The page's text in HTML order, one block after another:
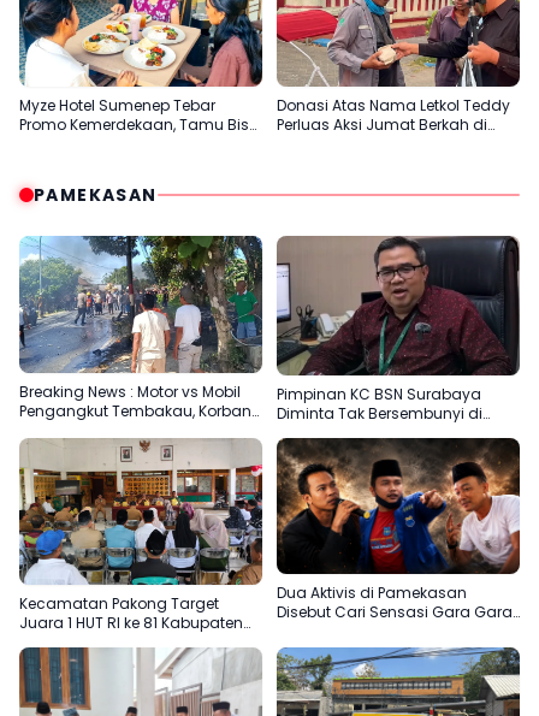
Myze Hotel Sumenep Tebar
Promo Kemerdekaan, Tamu Bisa
Donasi Atas Nama Letkol Teddy
Perluas Aksi Jumat Berkah di
PAMEKASAN
Breaking News : Motor vs Mobil
Pengangkut Tembakau, Korban
Pimpinan KC BSN Surabaya
Diminta Tak Bersembunyi di
Kecamatan Pakong Target
Juara 1 HUT RI ke 81 Kabupaten
Dua Aktivis di Pamekasan
Disebut Cari Sensasi Gara Gara